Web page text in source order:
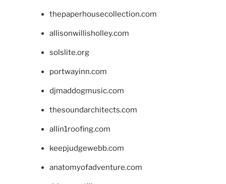
thepaperhousecollection.com
allisonwillisholley.com
solslite.org
portwayinn.com
djmaddogmusic.com
thesoundarchitects.com
allin1roofing.com
keepjudgewebb.com
anatomyofadventure.com